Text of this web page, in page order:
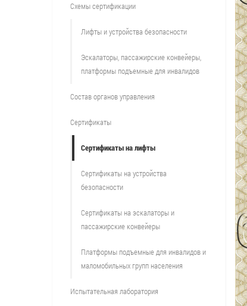
Схемы сертификации
Лифты и устройства безопасности
Эскалаторы, пассажирские конвейеры,
платформы подъемные для инвалидов
Состав органов управления
Сертификаты
Сертификаты на лифты
Сертификаты на устройства
безопасности
Сертификаты на эскалаторы и
пассажирские конвейеры
Платформы подъемные для инвалидов и
маломобильных групп населения
Испытательная лаборатория